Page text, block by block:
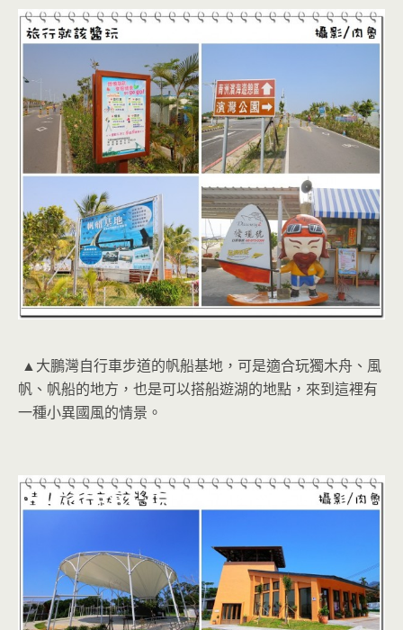
▲大鵬灣自行車步道的帆船基地，可是適合玩獨木舟、風
帆、帆船的地方，也是可以搭船遊湖的地點，來到這裡有
一種小異國風的情景。